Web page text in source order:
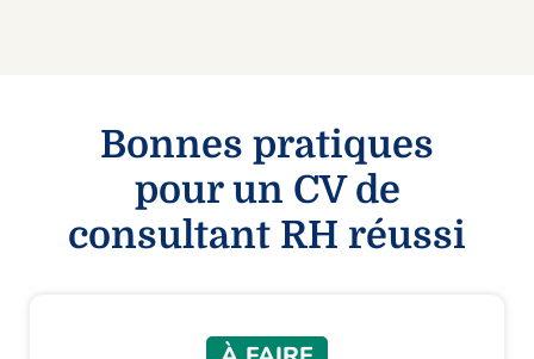
Bonnes pratiques
pour un CV de
consultant RH réussi